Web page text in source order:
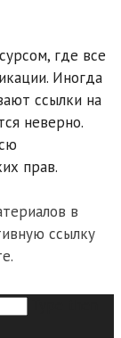
где все
Иногда
ссылки на
неверно.
прав.
в
ссылку